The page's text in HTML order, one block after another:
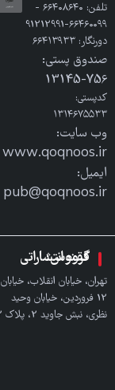
تلفن: ٦٦٤٠٨٦٤٠ -
٦٦٤٦٠٠٩٩-91212991
دورنگار: ٦٦٤١٣٩٣٣
صندوق پستی:
756-13145
کدپستی:
۱۳۱۴۶۷۵۵۳۳
وب سایت:
www.qoqnoos.ir
ایمیل:
pub@qoqnoos.ir
گروه انتشاراتی ققنوس:
تهران، خیابان انقلاب، خیابان
12 فروردین، خیابان وحید
نظری، نبش جاوید 2، پلاک 2